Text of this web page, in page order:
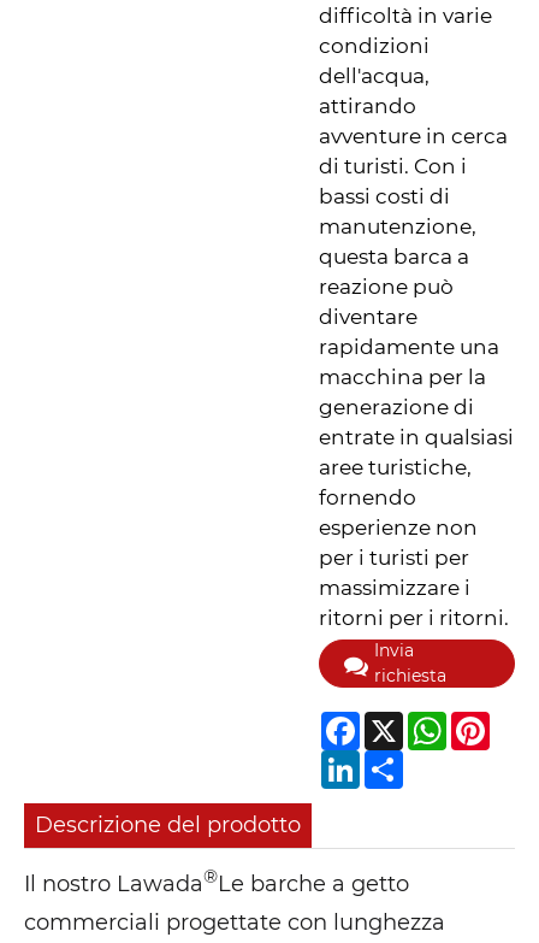
difficoltà in varie
condizioni
dell'acqua,
attirando
avventure in cerca
di turisti. Con i
bassi costi di
manutenzione,
questa barca a
reazione può
diventare
rapidamente una
macchina per la
generazione di
entrate in qualsiasi
aree turistiche,
fornendo
esperienze non
per i turisti per
massimizzare i
ritorni per i ritorni.
Invia
richiesta
Facebook
X WhatsApp
LinkedInShare
Descrizione del prodotto
Il nostro Lawada®Le barche a getto
commerciali progettate con lunghezza